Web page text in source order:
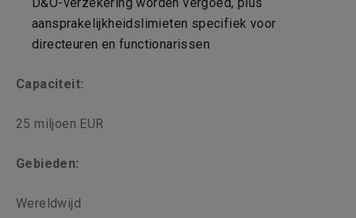
aansprakelijkheidslimieten specifiek voor
directeuren en functionarissen
Capaciteit:
25 miljoen EUR
Gebieden:
Wereldwijd